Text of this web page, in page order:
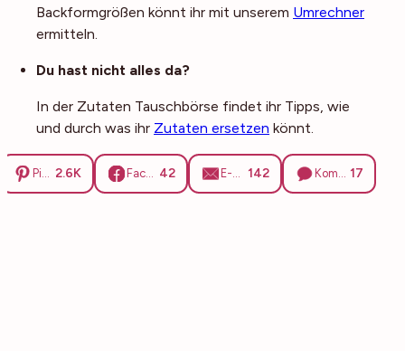
Backformgrößen könnt ihr mit unserem Umrechner
ermitteln.
Du hast nicht alles da?
In der Zutaten Tauschbörse findet ihr Tipps, wie
und durch was ihr Zutaten ersetzen könnt.
2.6K 42 142 17